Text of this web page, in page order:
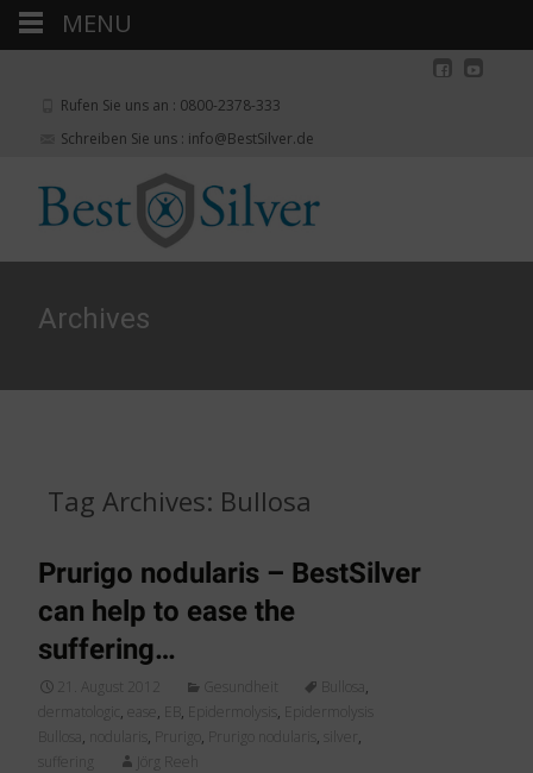
Rufen Sie uns an : 0800-2378-333
Schreiben Sie uns : info@BestSilver.de
Archives
Tag Archives: Bullosa
Prurigo nodularis – BestSilver
can help to ease the
suffering…
21. August 2012 Gesundheit
,
dermatologic , , , Epidermolysis ,
Epidermolysis
, , , ,
,
Jörg Reeh
MENU